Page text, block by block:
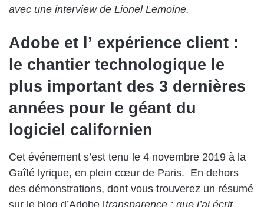
avec une interview de Lionel Lemoine.
Adobe et l’ expérience client :
le chantier technologique le
plus important des 3 dernières
années pour le géant du
logiciel californien
Cet événement s’est tenu le 4 novembre 2019 à la
Gaîté lyrique, en plein cœur de Paris. En dehors
des démonstrations, dont vous trouverez un résumé
sur le blog d’Adobe [transparence : que j’ai écrit